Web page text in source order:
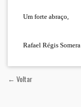
Um forte abraço,
Rafael Régis Somera
← Voltar